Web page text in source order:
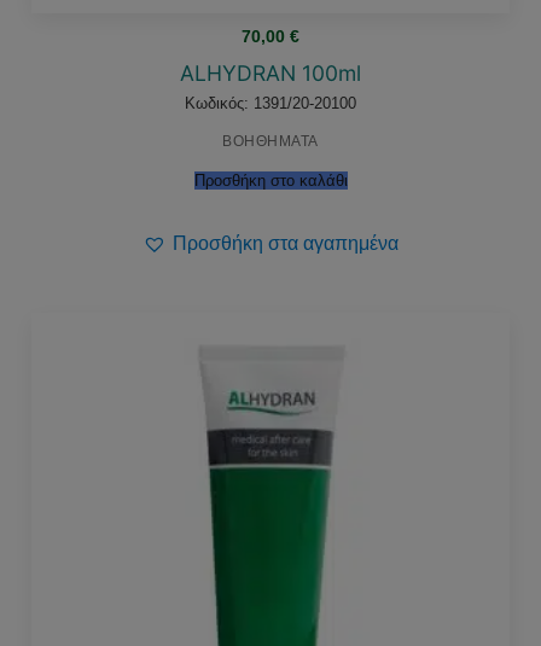
70,00 €
ALHYDRAN 100ml
Κωδικός: 1391/20-20100
ΒΟΗΘΗΜΑΤΑ
Προσθήκη στο καλάθι
Προσθήκη στα αγαπημένα